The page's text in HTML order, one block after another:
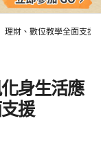
財、數位教學全面支援
身生活應
援